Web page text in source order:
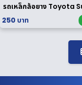
250 บาท